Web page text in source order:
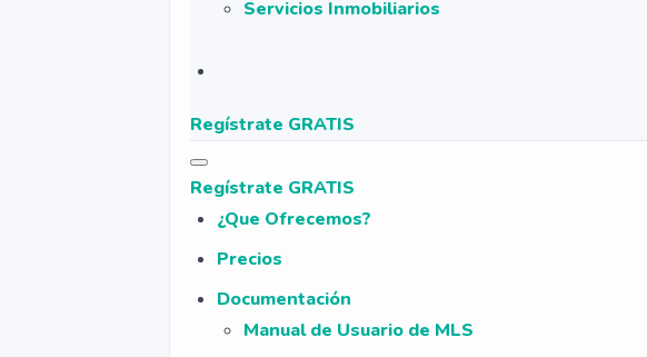
Servicios Inmobiliarios
Regístrate GRATIS
Regístrate GRATIS
¿Que Ofrecemos?
Precios
Documentación
Manual de Usuario de MLS